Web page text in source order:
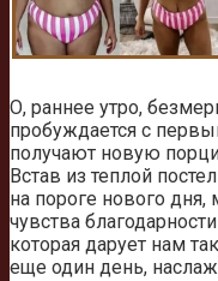
О, раннее утро,
пробуждается с
получают новую
Встав из теплой
на пороге нового
чувства
которая дарует нам
еще один день,